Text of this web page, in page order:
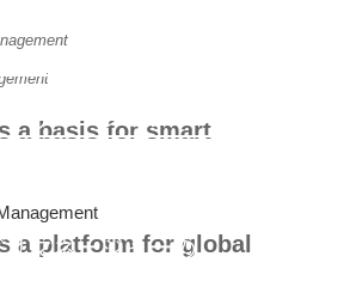
ージャーのオールインワ
ソリューション
a basis for smart
マネージャーの
ーンマネジメントモジ
a platform for global